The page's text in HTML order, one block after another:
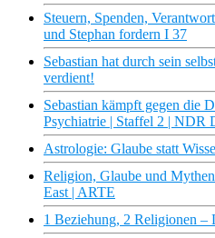
Steuern, Spenden,
und Stephan fordern I 37
Sebastian hat durch sein
verdient!
Sebastian kämpft gegen die
Psychiatrie | Staffel 2 | NDR
Astrologie: Glaube statt
Religion, Glaube und
East | ARTE
1 Beziehung, 2 Religionen –